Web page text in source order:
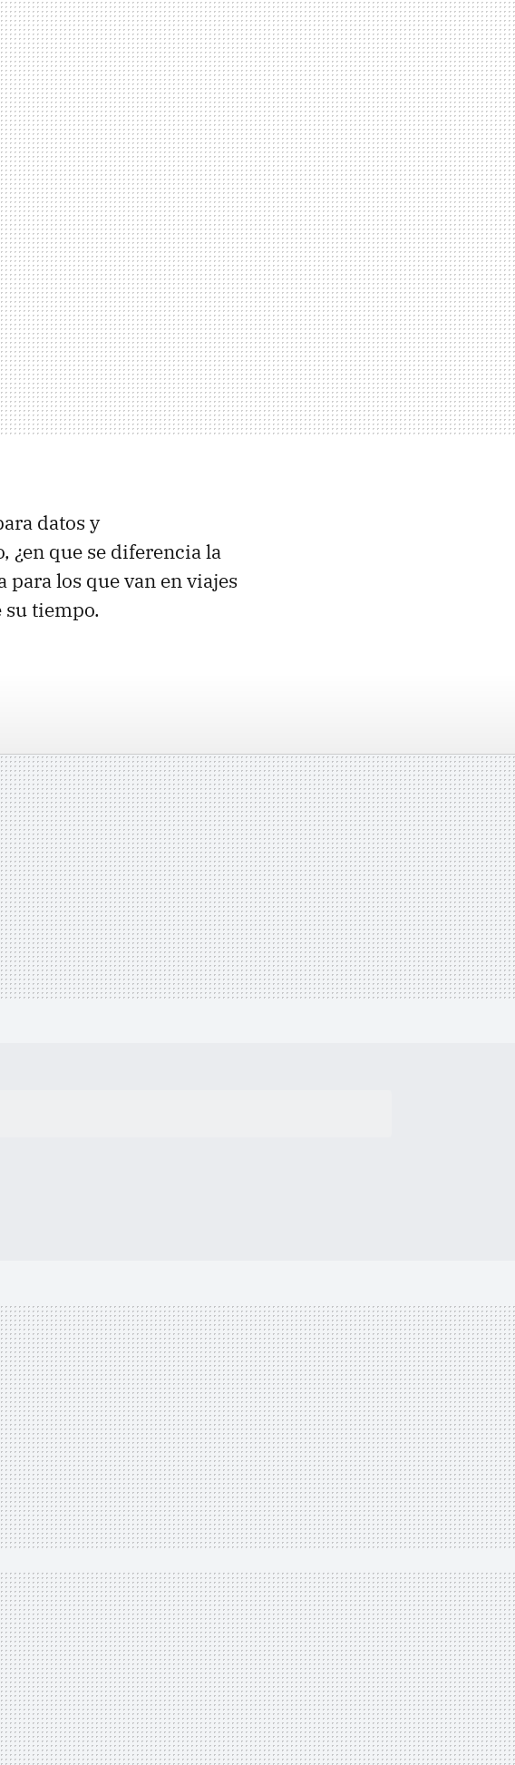
datos y
¿en que se diferencia la
los que van en viajes
tiempo.